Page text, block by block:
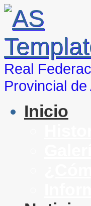
Real
Provincial de
Inicio